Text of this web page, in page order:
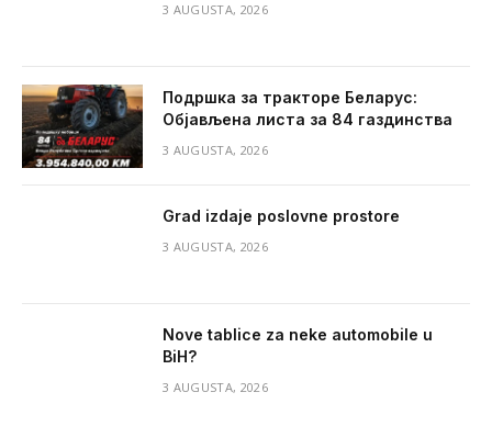
3 AUGUSTA, 2026
Подршка за тракторе Беларус:
Објављена листа за 84 газдинства
3 AUGUSTA, 2026
Grad izdaje poslovne prostore
3 AUGUSTA, 2026
Nove tablice za neke automobile u
BiH?
3 AUGUSTA, 2026